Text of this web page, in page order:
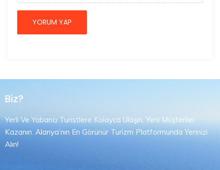
Biz?
Yerli Ve Yabancı Turistlere Kolayca Ulaşın, Yeni Müşteriler
Kazanın. Alanya’nın En Görünür Turizm Platformunda Yerinizi
Alın!